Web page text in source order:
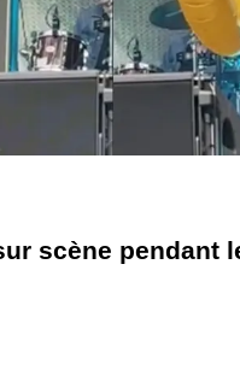
scène pendant